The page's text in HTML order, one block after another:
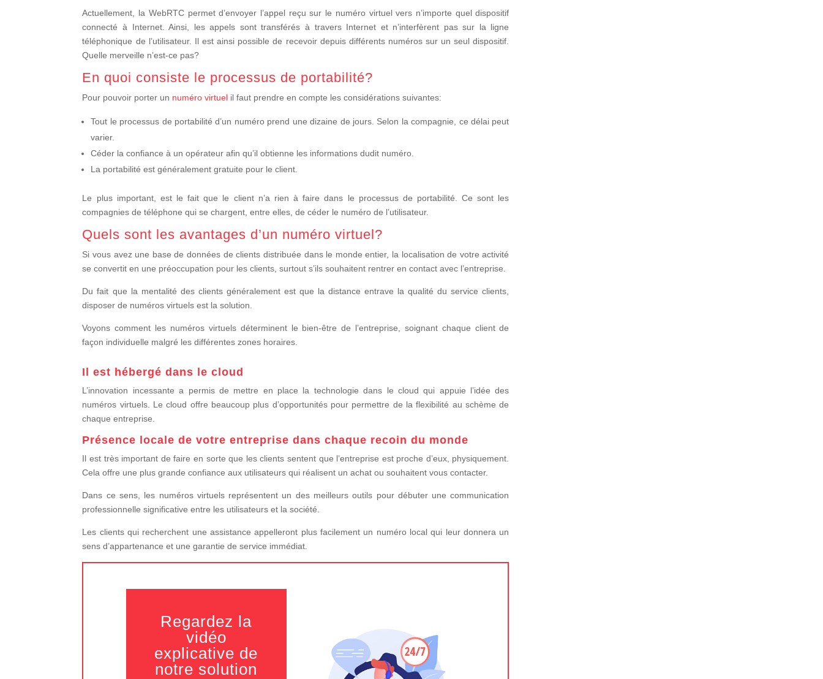
Actuellement, la WebRTC permet d’envoyer l’appel reçu sur le numéro virtuel vers n’importe quel dispositif
connecté à Internet. Ainsi, les appels sont transférés à travers Internet et n’interfèrent pas sur la ligne
téléphonique de l’utilisateur. Il est ainsi possible de recevoir depuis différents numéros sur un seul dispositif.
Quelle merveille n’est-ce pas?
En quoi consiste le processus de portabilité?
Pour pouvoir porter un numéro virtuel il faut prendre en compte les considérations suivantes:
Tout le processus de portabilité d’un numéro prend une dizaine de jours. Selon la compagnie, ce délai peut
varier.
Céder la confiance à un opérateur afin qu’il obtienne les informations dudit numéro.
La portabilité est généralement gratuite pour le client.
Le plus important, est le fait que le client n’a rien à faire dans le processus de portabilité. Ce sont les
compagnies de téléphone qui se chargent, entre elles, de céder le numéro de l’utilisateur.
Quels sont les avantages d’un numéro virtuel?
Si vous avez une base de données de clients distribuée dans le monde entier, la localisation de votre activité
se convertit en une préoccupation pour les clients, surtout s’ils souhaitent rentrer en contact avec l’entreprise.
Du fait que la mentalité des clients généralement est que la distance entrave la qualité du service clients,
disposer de numéros virtuels est la solution.
Voyons comment les numéros virtuels déterminent le bien-être de l’entreprise, soignant chaque client de
façon individuelle malgré les différentes zones horaires.
Il est hébergé dans le cloud
L’innovation incessante a permis de mettre en place la technologie dans le cloud qui appuie l’idée des
numéros virtuels. Le cloud offre beaucoup plus d’opportunités pour permettre de la flexibilité au schème de
chaque entreprise.
Présence locale de votre entreprise dans chaque recoin du monde
Il est très important de faire en sorte que les clients sentent que l’entreprise est proche d’eux, physiquement.
Cela offre une plus grande confiance aux utilisateurs qui réalisent un achat ou souhaitent vous contacter.
Dans ce sens, les numéros virtuels représentent un des meilleurs outils pour débuter une communication
professionnelle significative entre les utilisateurs et la société.
Les clients qui recherchent une assistance appelleront plus facilement un numéro local qui leur donnera un
sens d’appartenance et une garantie de service immédiat.
Regardez la
vidéo
explicative de
notre solution